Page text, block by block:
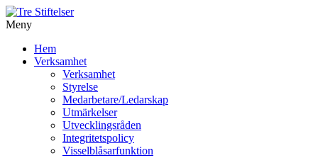
Meny
vidare
Hem
Verksamhet
Verksamhet
Styrelse
Medarbetare/Ledarskap
Utmärkelser
Utvecklingsråden
Integritetspolicy
Visselblåsarfunktion